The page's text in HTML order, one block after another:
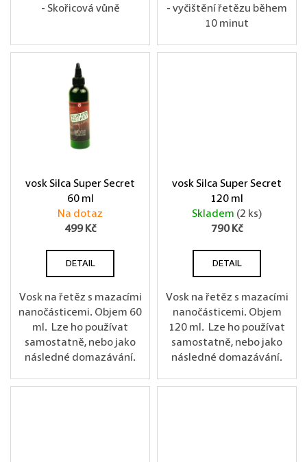
- Skořicová vůně
- vyčištění řetězu během
10 minut
vosk Silca Super Secret
60 ml
Na dotaz
499 Kč
DETAIL
Vosk na řetěz s mazacími
nanočásticemi. Objem 60
ml. Lze ho používat
samostatně, nebo jako
následné domazávání.
vosk Silca Super Secret
120 ml
Skladem (2 ks)
790 Kč
DETAIL
Vosk na řetěz s mazacími
nanočásticemi. Objem
120 ml. Lze ho používat
samostatně, nebo jako
následné domazávání.